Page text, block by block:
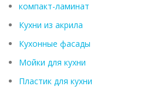
компакт-ламинат
Кухни из акрила
Кухонные фасады
Мойки для кухни
Пластик для кухни